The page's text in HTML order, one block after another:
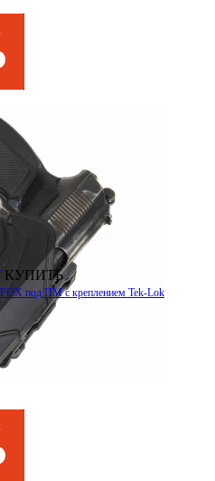
КУПИТЬ
FOX под ПМ с креплением Tek-Lok